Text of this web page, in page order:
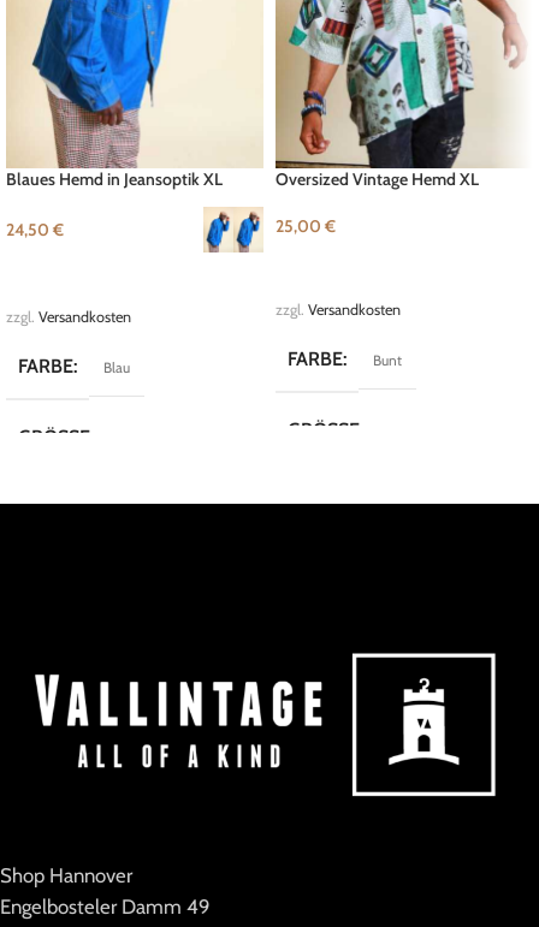
Blaues Hemd in Jeansoptik XL
24,50 €
zzgl. Versandkosten
FARBE Blau
GRÖSSE
MARKE Life Line
Oversized Vintage Hemd XL
25,00 €
zzgl. Versandkosten
FARBE Bunt
GRÖSSE
MARKE Vintage
Shop Hannover
Engelbosteler Damm 49